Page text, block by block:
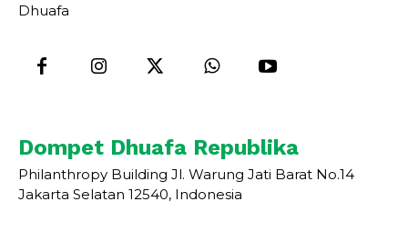
Dhuafa
Dompet Dhuafa Republika
Philanthropy Building Jl. Warung Jati Barat No.14
Jakarta Selatan 12540, Indonesia